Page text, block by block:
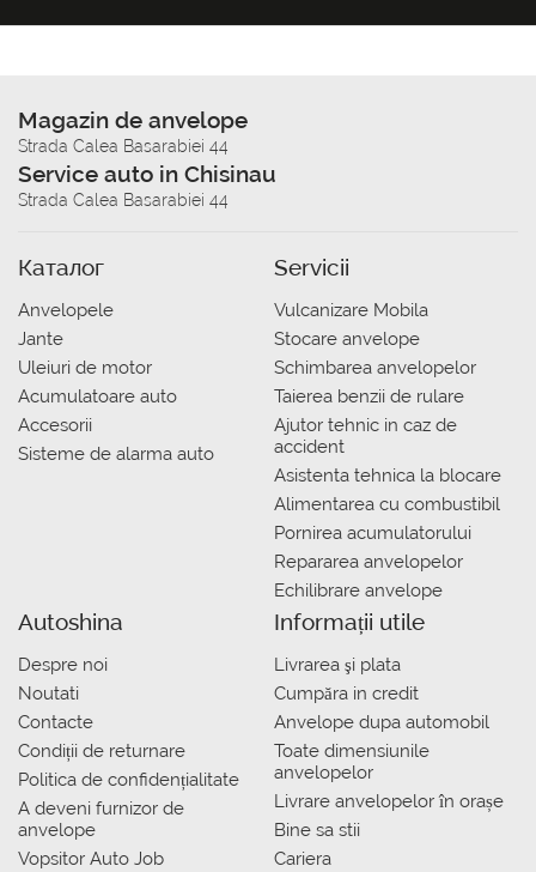
Magazin de anvelope
Strada Calea Basarabiei 44
Service auto in Chisinau
Strada Calea Basarabiei 44
Каталог
Anvelopele
Jante
Uleiuri de motor
Acumulatoare auto
Accesorii
Sisteme de alarma auto
Servicii
Vulcanizare Mobila
Stocare anvelope
Schimbarea anvelopelor
Taierea benzii de rulare
Ajutor tehnic in caz de
accident
Asistenta tehnica la blocare
Alimentarea cu combustibil
Pornirea acumulatorului
Repararea anvelopelor
Echilibrare anvelope
Autoshina
Despre noi
Noutati
Contacte
Condiții de returnare
Politica de confidențialitate
A deveni furnizor de
anvelope
Vopsitor Auto Job
Informații utile
Livrarea şi plata
Сumpăra in credit
Anvelope dupa automobil
Toate dimensiunile
anvelopelor
Livrare anvelopelor în orașe
Bine sa stii
Cariera